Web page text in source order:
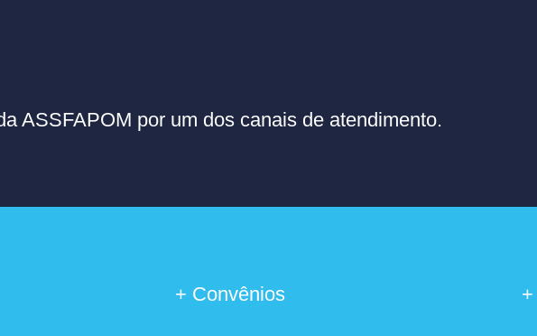
ASSFAPOM por um dos canais de atendimento.
+ Convênios